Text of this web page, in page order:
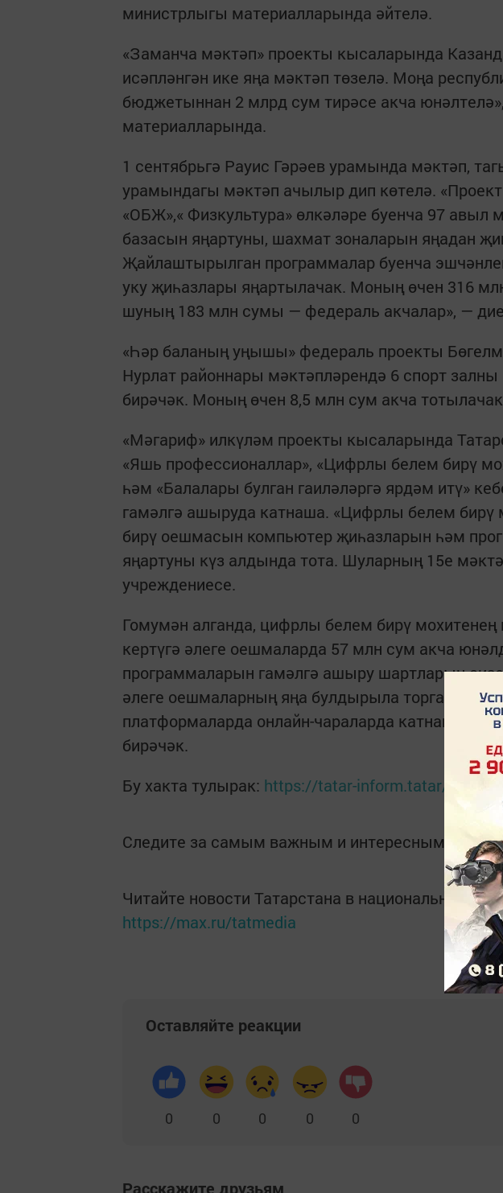
министрлыгы материалларында әйтелә.
«Заманча мәктәп» проекты кысаларында
исәпләнгән ике яңа мәктәп төзелә. Моңа
бюджетыннан 2 млрд сум тирәсе акча
материалларында.
1 сентябрьгә Рауис Гәрәев урамында мәктәп,
урамындагы мәктәп ачылыр дип көтелә.
«ОБЖ»,« Физкультура» өлкәләре буенча 97 авыл
базасын яңартуны, шахмат зоналарын яңадан
Җайлаштырылган программалар буенча
уку җиһазлары яңартылачак. Моның өчен 316
шуның 183 млн сумы — федераль акчалар», —
«Һәр баланың уңышы» федераль проекты
Нурлат районнары мәктәпләрендә 6 спорт
бирәчәк. Моның өчен 8,5 млн сум акча
«Мәгариф» илкүләм проекты кысаларында
«Яшь профессионаллар», «Цифрлы белем бирү
һәм «Балалары булган гаиләләргә ярдәм итү»
гамәлгә ашыруда катнаша. «Цифрлы белем бирү
бирү оешмасын компьютер җиһазларын һәм
яңартуны күз алдында тота. Шуларның 15е
учреждениесе.
Гомумән алганда, цифрлы белем бирү
кертүгә әлеге оешмаларда 57 млн сум акча
программаларын гамәлгә ашыру шартларын
әлеге оешмаларның яңа булдырыла торган
платформаларда онлайн-чараларда катнашуын
бирәчәк.
Бу хакта тулырак: https://tatar-inform.tatar/news/
Следите за самым важным и интересным в
Читайте новости Татарстана в национальном
https://max.ru/tatmedia
Оставляйте реакции
0 0 0 0 0
Расскажите друзьям